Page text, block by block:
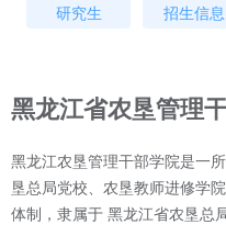
研究生 招生信息
黑龙江省农垦管理
黑龙江农垦管理干部学院是一
垦总局党校、农垦教师进修学
体制，隶属于 黑龙江省农垦总局